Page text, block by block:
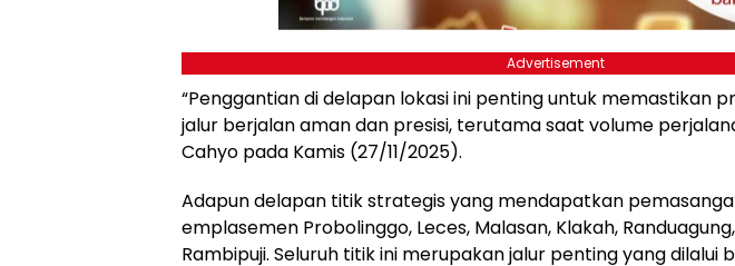
Advertisement
“Penggantian di delapan lokasi ini penting untuk memastikan
jalur berjalan aman dan presisi, terutama saat volume
Cahyo pada Kamis (27/11/2025).
Adapun delapan titik strategis yang mendapatkan
emplasemen Probolinggo, Leces, Malasan, Klakah,
Rambipuji. Seluruh titik ini merupakan jalur penting yang dilalui